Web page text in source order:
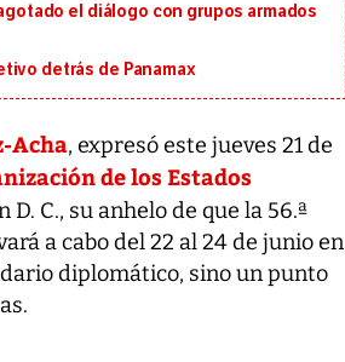
el diálogo con grupos armados
detrás de Panamax
Acha, expresó este jueves 21 de
de los Estados
C., su anhelo de que la 56.ª
a cabo del 22 al 24 de junio en
diplomático, sino un punto